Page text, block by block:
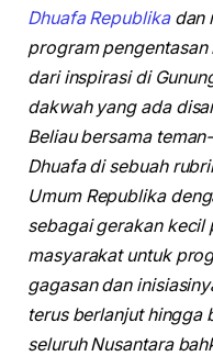
Dhuafa Republikadan
program
dari inspirasi di
dakwah yang ada
Beliau bersama
Dhuafa di sebuah
Umum Republika
sebagai gerakan kecil
masyarakat untuk
gagasan dan
terus berlanjut hingga
seluruh Nusantara